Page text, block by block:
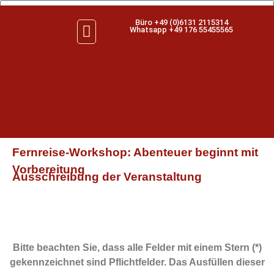
Büro +49 (0)6131 2115314
Whatsapp +49 176 55455565
Fernreise-Workshop: Abenteuer beginnt mit
Vorbereitung
Ausschreibung der Veranstaltung
Bitte beachten Sie, dass alle Felder mit einem Stern (*)
gekennzeichnet sind Pflichtfelder. Das Ausfüllen dieser